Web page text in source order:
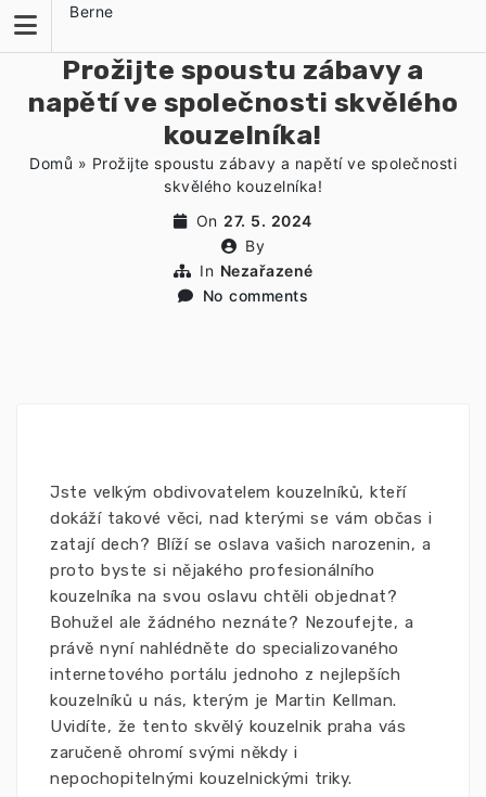
content
Berne
Prožijte spoustu zábavy a
napětí ve společnosti skvělého
kouzelníka!
Domů » Prožijte spoustu zábavy a napětí ve společnosti
skvělého kouzelníka!
On 27. 5. 2024
By
In Nezařazené
No comments
Jste velkým obdivovatelem kouzelníků, kteří
dokáží takové věci, nad kterými se vám občas i
zatají dech? Blíží se oslava vašich narozenin, a
proto byste si nějakého profesionálního
kouzelníka na svou oslavu chtěli objednat?
Bohužel ale žádného neznáte? Nezoufejte, a
právě nyní nahlédněte do specializovaného
internetového portálu jednoho z nejlepších
kouzelníků u nás, kterým je Martin Kellman.
Uvidíte, že tento skvělý kouzelnik praha vás
zaručeně ohromí svými někdy i
nepochopitelnými kouzelnickými triky.